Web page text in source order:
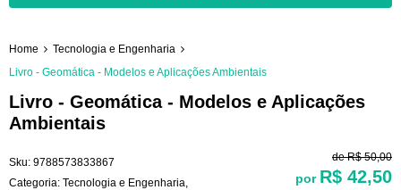
Home
Tecnologia e Engenharia
Livro - Geomática - Modelos e Aplicações Ambientais
Livro - Geomática - Modelos e Aplicações
Ambientais
Sku: 9788573833867
Categoria: Tecnologia e Engenharia
de R$ 50,00
por R$ 42,50